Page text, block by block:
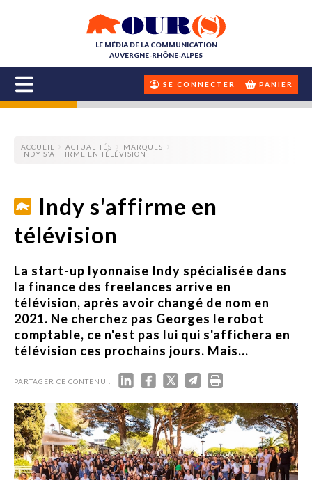
LE MÉDIA DE LA COMMUNICATION
AUVERGNE-RHÔNE-ALPES
SE CONNECTER PANIER
ACCUEIL ACTUALITÉS
MARQUES
INDY S'AFFIRME EN TÉLÉVISION
Indy s'affirme en
télévision
La start-up lyonnaise Indy spécialisée dans
la finance des freelances arrive en
télévision, après avoir changé de nom en
2021. Ne cherchez pas Georges le robot
comptable, ce n'est pas lui qui s'affichera en
télévision ces prochains jours. Mais...
PARTAGER CE CONTENU :